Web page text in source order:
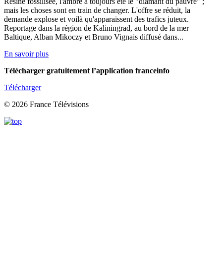
mais les choses sont en train de changer. L'offre se réduit, la
demande explose et voilà qu'apparaissent des trafics juteux.
Reportage dans la région de Kaliningrad, au bord de la mer
Baltique, Alban Mikoczy et Bruno Vignais diffusé dans...
En savoir plus
Télécharger gratuitement l’application franceinfo
Télécharger
© 2026 France Télévisions